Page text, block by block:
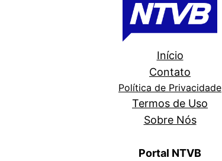
Início
Contato
Política de Privacidade
Termos de Uso
Sobre Nós
Portal NTVB